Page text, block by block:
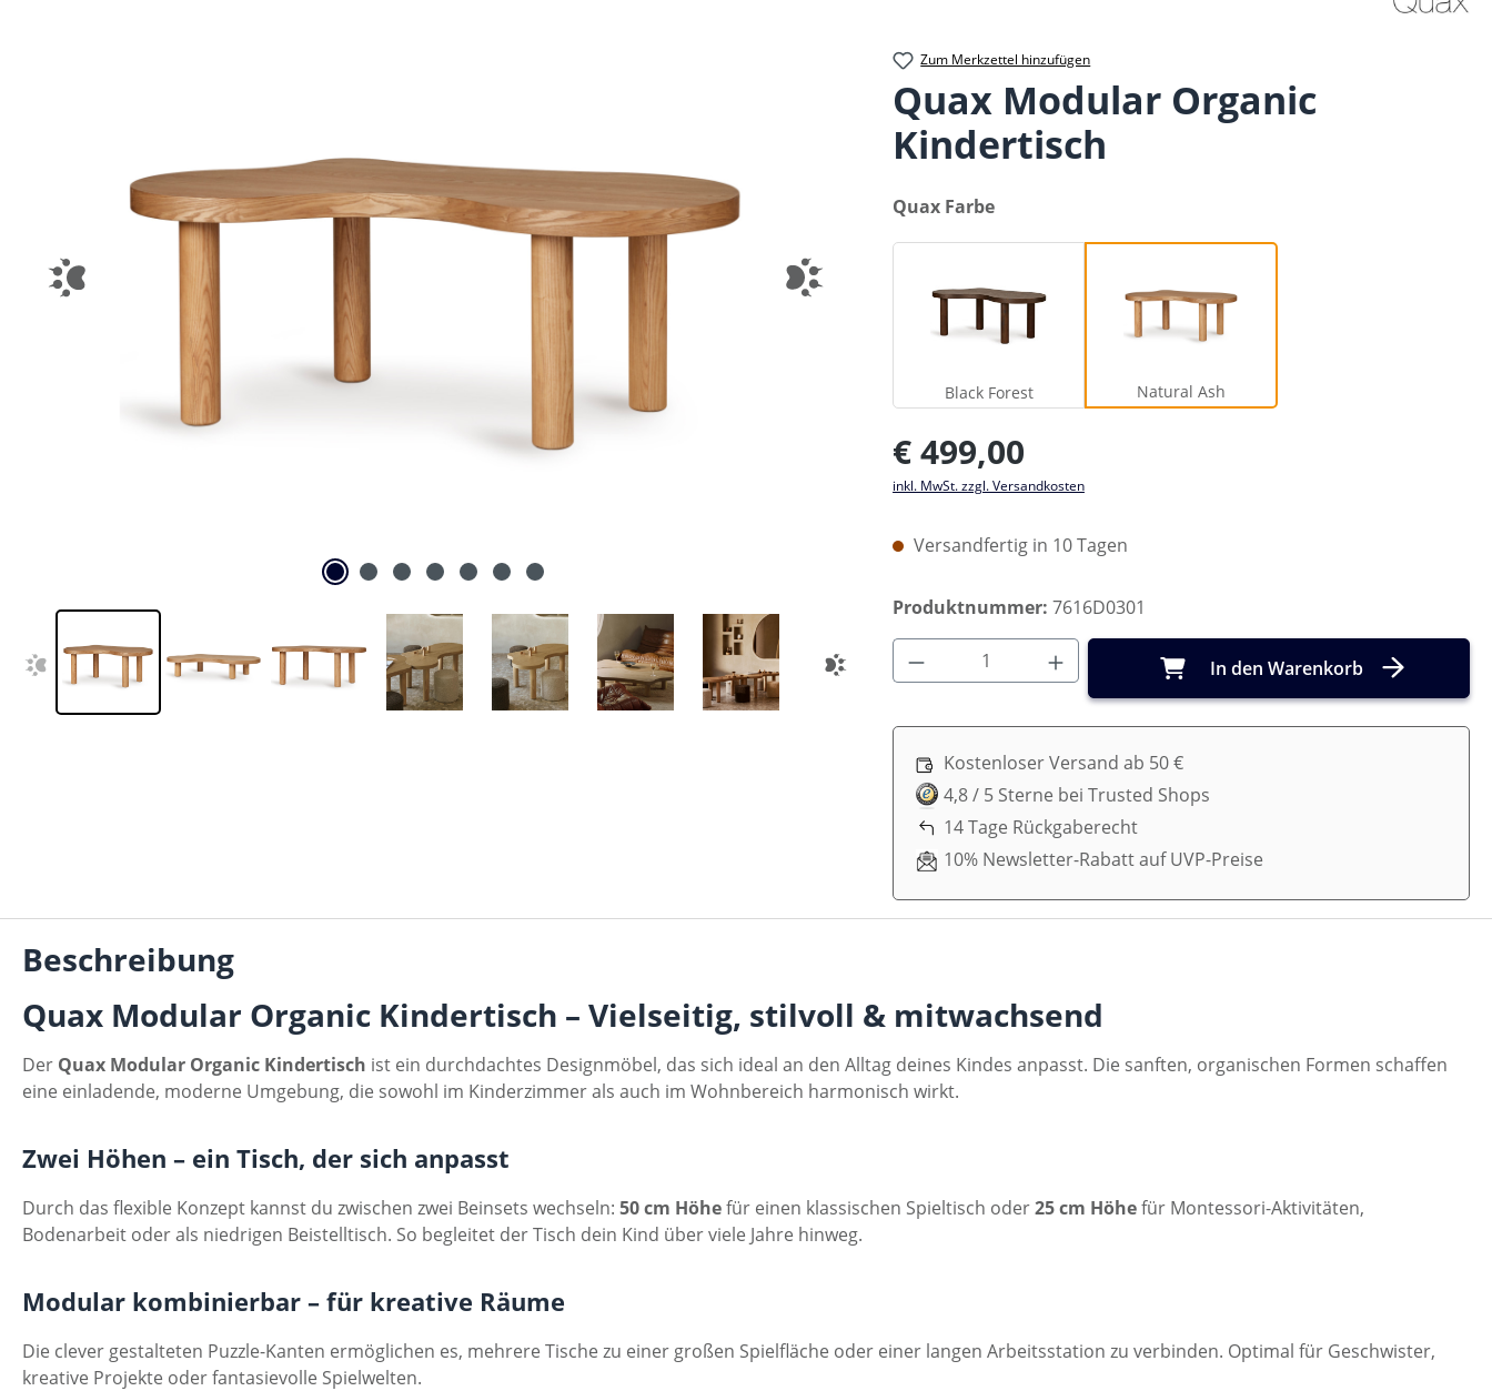
Zum Merkzettel hinzufügen
Quax Modular Organic
Kindertisch
auswählen
Quax Farbe
Black Forest
Black Forest
Natural Ash
Natural Ash
Regulärer Preis:
€ 499,00
inkl. MwSt. zzgl. Versandkosten
Versandfertig in 10 Tagen
Produktnummer: 7616D0301
Produkt Anzahl: Gib den gewünschten Wert
In den Warenkorb
Kostenloser Versand ab 50 €
4,8 / 5 Sterne bei Trusted Shops
14 Tage Rückgaberecht
10% Newsletter-Rabatt auf UVP-Preise
Beschreibung
Quax Modular Organic Kindertisch – Vielseitig, stilvoll & mitwachsend
Der Quax Modular Organic Kindertisch ist ein durchdachtes Designmöbel, das sich ideal an den Alltag deines Kindes anpasst. Die sanften, organischen Formen schaffen
eine einladende, moderne Umgebung, die sowohl im Kinderzimmer als auch im Wohnbereich harmonisch wirkt.
Zwei Höhen – ein Tisch, der sich anpasst
Durch das flexible Konzept kannst du zwischen zwei Beinsets wechseln: 50 cm Höhefür einen klassischen Spieltisch oder25 cm Höhefür Montessori-Aktivitäten,
Bodenarbeit oder als niedrigen Beistelltisch. So begleitet der Tisch dein Kind über viele Jahre hinweg.
Modular kombinierbar – für kreative Räume
Die clever gestalteten Puzzle-Kanten ermöglichen es, mehrere Tische zu einer großen Spielfläche oder einer langen Arbeitsstation zu verbinden. Optimal für Geschwister,
kreative Projekte oder fantasievolle Spielwelten.